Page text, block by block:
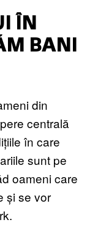
ÎN
BANI
din
centrală
în care
sunt pe
oameni care
și se vor